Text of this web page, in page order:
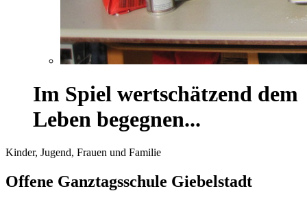
Im Spiel wertschätzend dem
Leben begegnen...
Kinder, Jugend, Frauen und Familie
Offene Ganztagsschule Giebelstadt